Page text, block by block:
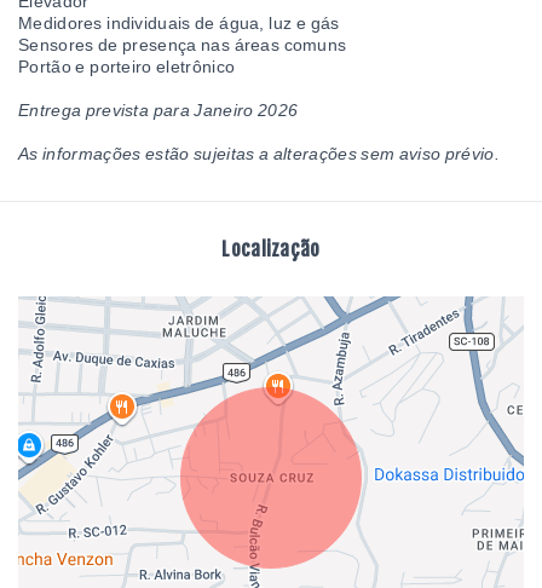
Medidores individuais de água, luz e gás
Sensores de presença nas áreas comuns
Portão e porteiro eletrônico
Entrega prevista para Janeiro 2026
As informações estão sujeitas a alterações sem aviso prévio.
Localização